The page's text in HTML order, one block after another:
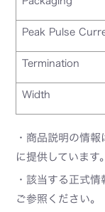
Peak Pulse
Termination
Width
・商品説明の情
に提供しています。
・該当する正式
ご参照ください。